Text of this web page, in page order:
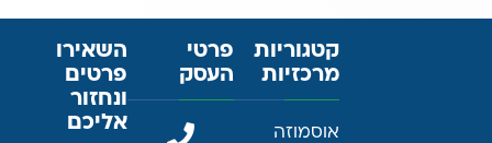
קטגוריות
מרכזיות
אוסמוזה
פרטי
העסק
השאירו
פרטים
ונחזור
אליכם